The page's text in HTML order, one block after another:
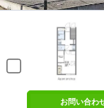
お問い合わ